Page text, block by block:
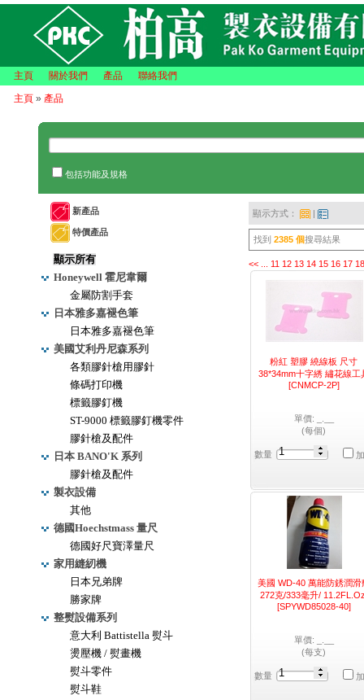
主頁 關於我們 產品
聯絡我們
主頁 » 產品
包括功能及規格
新產品
特價產品
顯示所有
Honeywell 霍尼韋爾
金屬防割手套
日本雅多嘉褪色筆
日本雅多嘉褪色筆
美國艾利丹尼森系列
各類膠針槍用膠針
條碼打印機
標籤膠釘機
ST-9000 標籤膠釘機零件
膠針槍及配件
日本 BANO'K 系列
膠針槍及配件
製衣設備
其他
德國Hoechstmass 量尺
德國好尺寶澤量尺
家用縫紉機
日本兄弟牌
勝家牌
整熨設備系列
意大利 Battistella 熨斗
燙壓機 / 熨畫機
熨斗零件
熨斗鞋
顯示方式： |
找到 2385 個搜尋結果
<< 11 12 13 14 15 16 17 18
粉紅 塑膠 繞線板 尺寸
38*34mm十字綉 繡花線工
[CNMCP-2P]
單價: _.__
(每個)
數量
美國 WD-40 萬能防銹潤滑
272克/333毫升/
[SPYWD85028-40]
單價: _.__
(每支)
數量